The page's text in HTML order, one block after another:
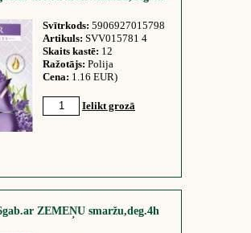
Svītrkods: 5906927015798
Artikuls: SVV015781 4
Skaits kastē: 12
Ražotājs: Polija
Cena: 1.16 EUR)
Ielikt grozā
ZEMEŅU smaržu,deg.4h